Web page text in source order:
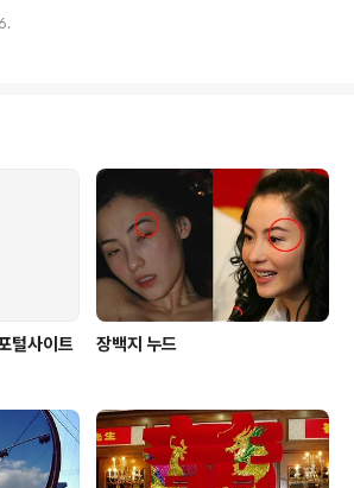
트 앨범으로 들을 때는 축축
yin) 낮잠 잘 때 운동장에서 들려오던 매
我们等不到那流星 (yin wei wome..
털사이트
장백지 누드